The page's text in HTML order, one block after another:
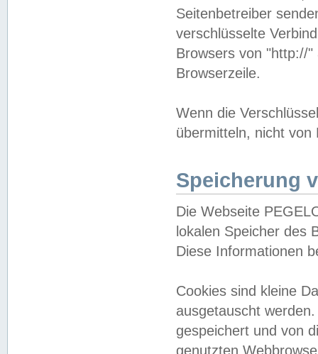
Seitenbetreiber
verschlüsselte
Browsers von "http://
Browserzeile.
Wenn die
übermitteln, nicht von
Speicherung
Die Webseite
lokalen Speicher des
Diese Informationen
Cookies sind kleine
ausgetauscht
gespeichert und von
genutzten